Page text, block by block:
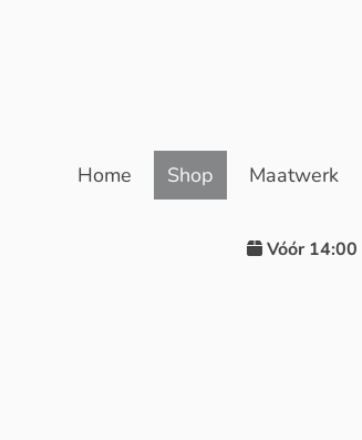
Home Shop Maatwerk
Vóór 14:00